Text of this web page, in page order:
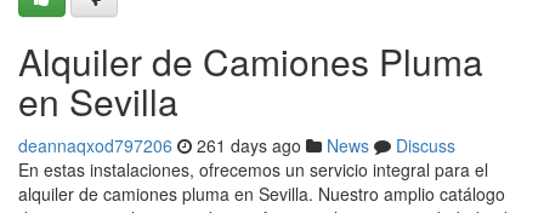
Alquiler de Camiones Pluma
en Sevilla
deannaqxod797206 261 days ago News
Discuss
En estas instalaciones, ofrecemos un servicio integral para el
alquiler de camiones pluma en Sevilla. Nuestro amplio catálogo